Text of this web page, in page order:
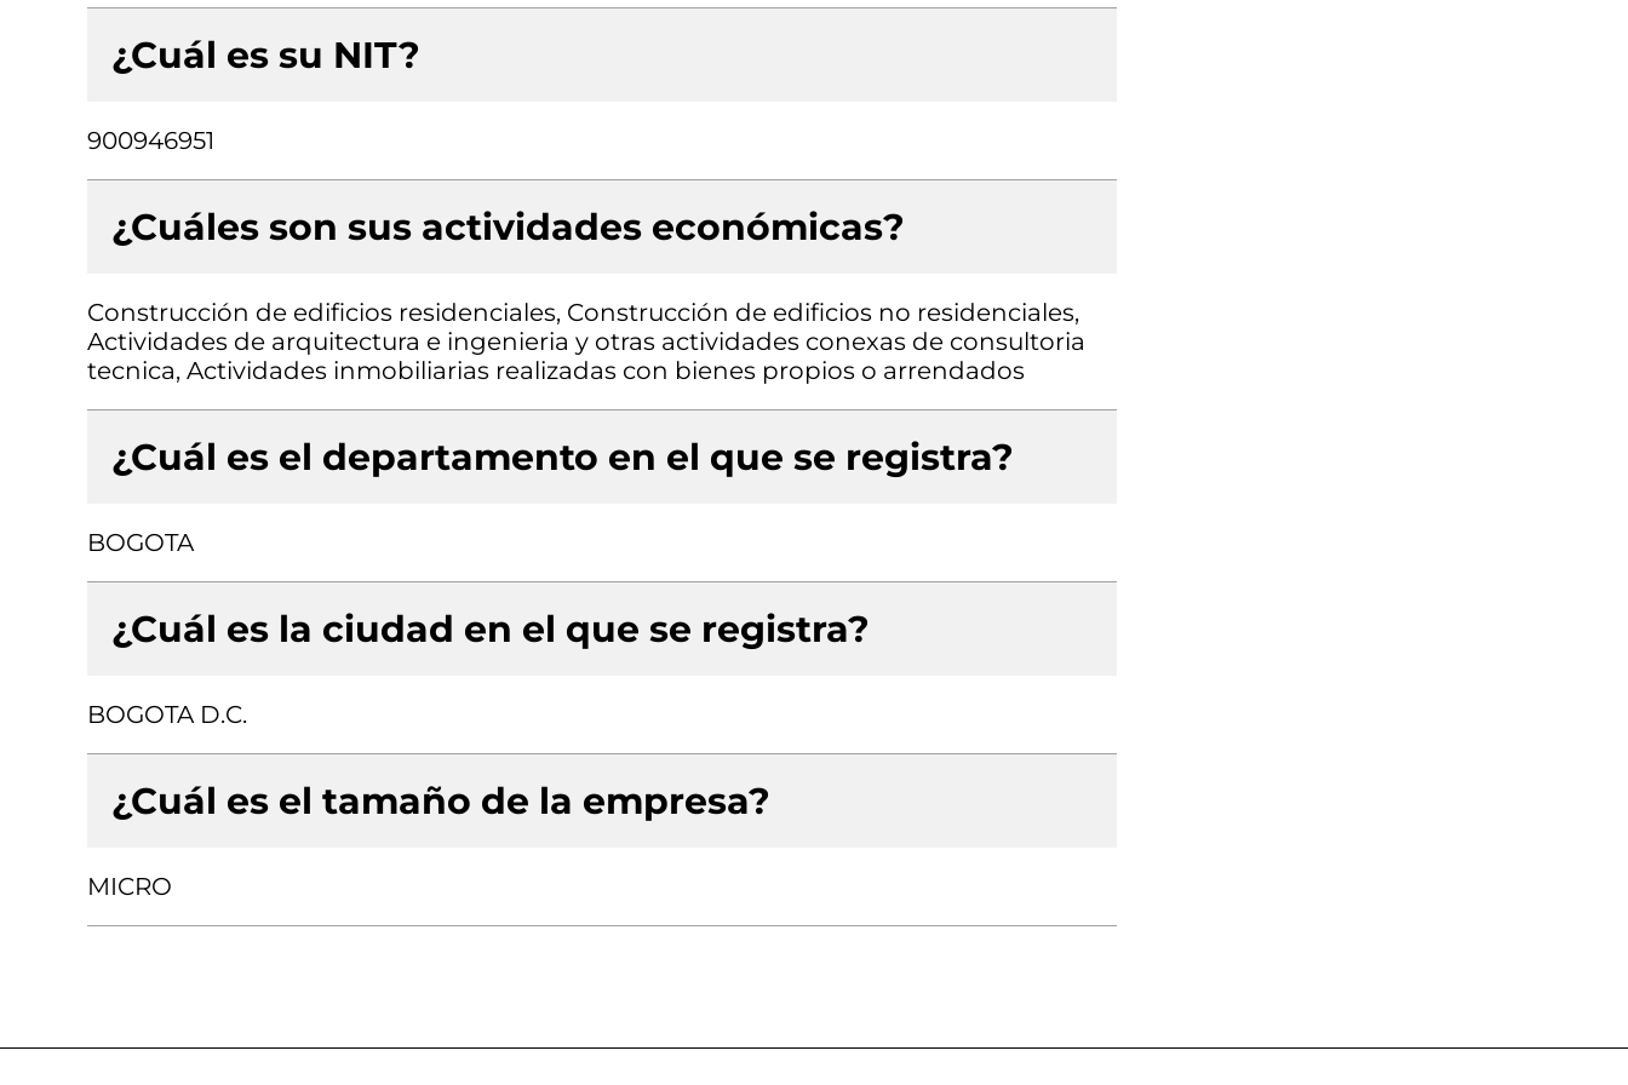
¿Cuál es su NIT?
900946951
¿Cuáles son sus actividades económicas?
Construcción de edificios residenciales, Construcción de edificios no residenciales,
Actividades de arquitectura e ingenieria y otras actividades conexas de consultoria
tecnica, Actividades inmobiliarias realizadas con bienes propios o arrendados
¿Cuál es el departamento en el que se registra?
BOGOTA
¿Cuál es la ciudad en el que se registra?
BOGOTA D.C.
¿Cuál es el tamaño de la empresa?
MICRO